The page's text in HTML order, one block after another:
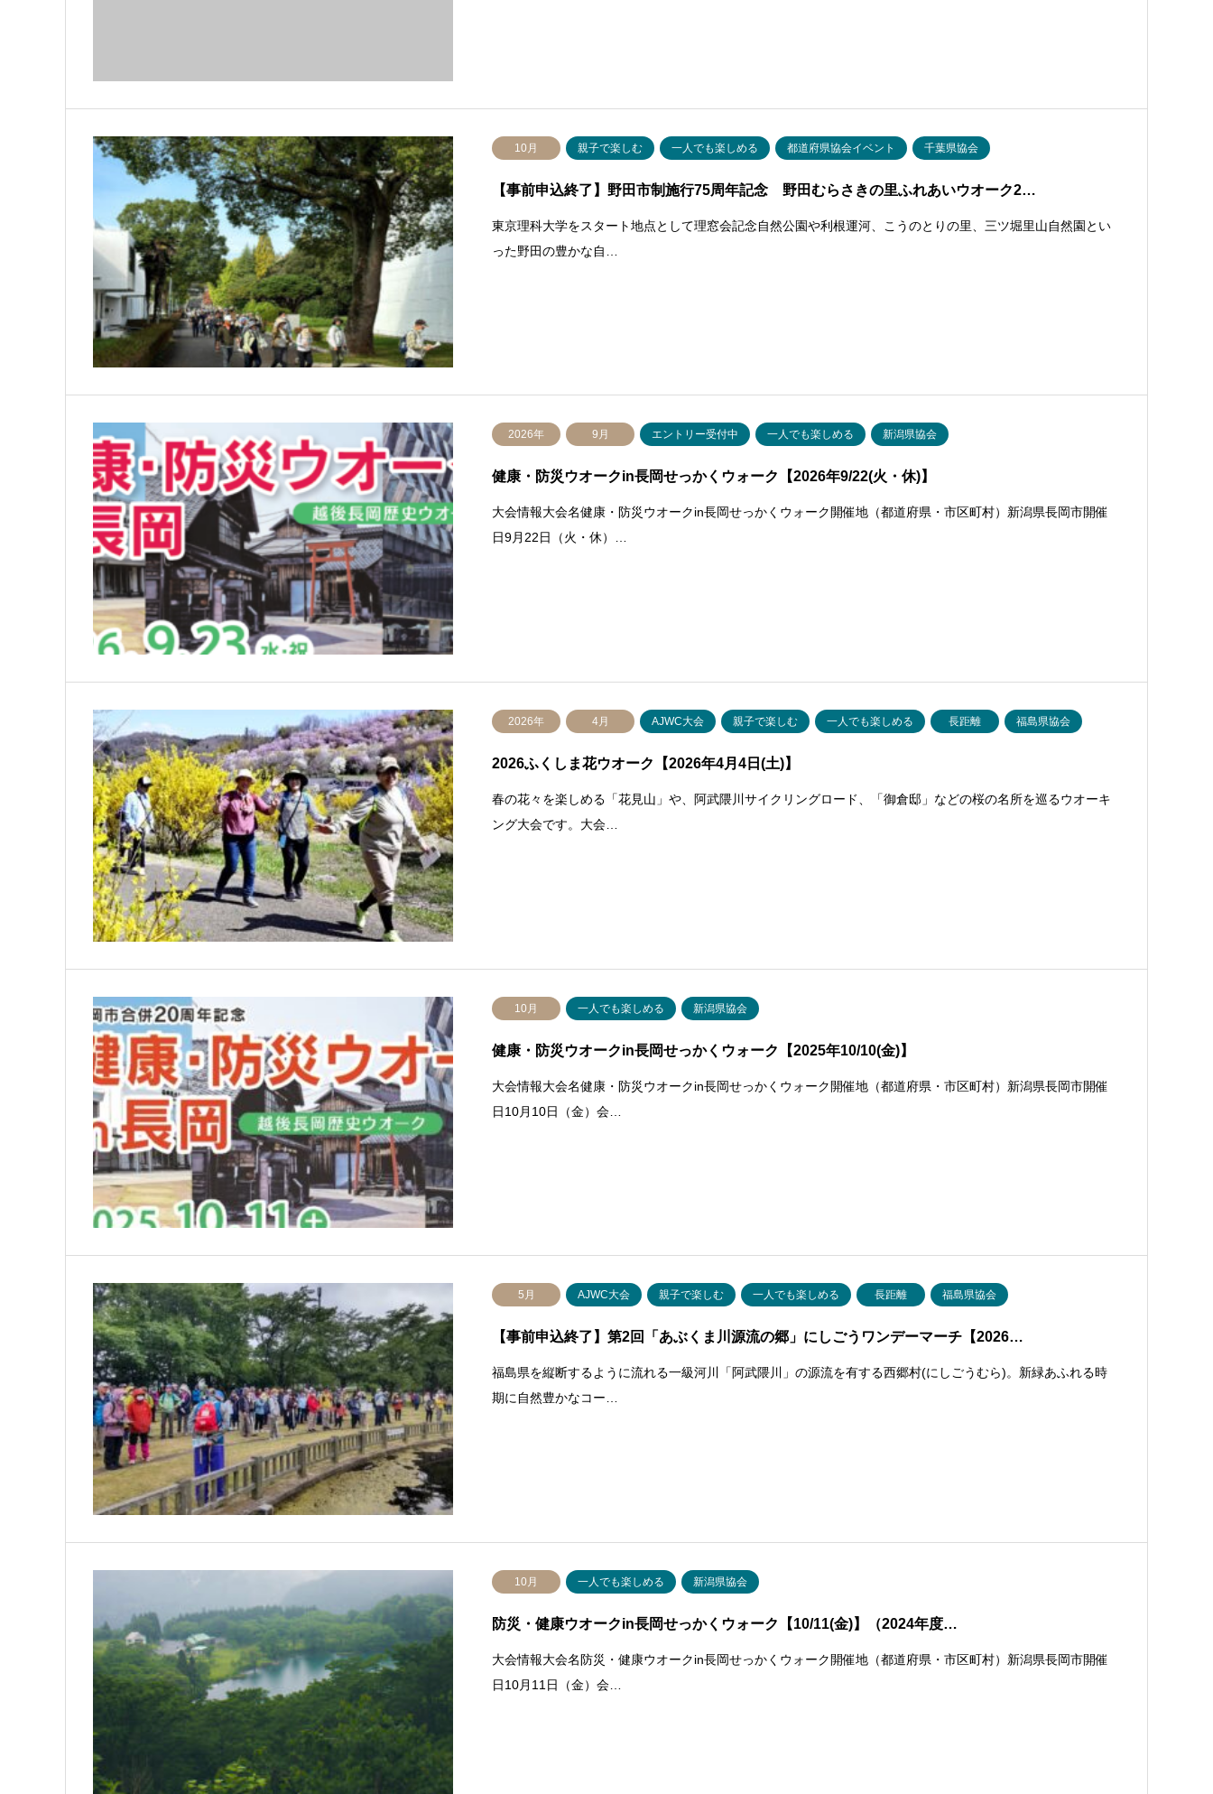
10月 親子で楽しむ 一人でも楽しめる 都道府県協会イベント 千葉県協会
【事前申込終了】野田市制施行75周年記念 野田むらさきの里ふれあいウオーク2…
東京理科大学をスタート地点として理窓会記念自然公園や利根運河、こうのとりの里、三ツ堀里山自然園とい
った野田の豊かな自…
2026年 9月 エントリー受付中 一人でも楽しめる 新潟県協会
健康・防災ウオークin長岡せっかくウォーク【2026年9/22(火・休)】
大会情報大会名健康・防災ウオークin長岡せっかくウォーク開催地（都道府県・市区町村）新潟県長岡市開催
日9月22日（火・休）…
2026年 4月 AJWC大会 親子で楽しむ 一人でも楽しめる 長距離 福島県協会
2026ふくしま花ウオーク【2026年4月4日(土)】
春の花々を楽しめる「花見山」や、阿武隈川サイクリングロード、「御倉邸」などの桜の名所を巡るウオーキ
ング大会です。大会…
10月 一人でも楽しめる 新潟県協会
健康・防災ウオークin長岡せっかくウォーク【2025年10/10(金)】
大会情報大会名健康・防災ウオークin長岡せっかくウォーク開催地（都道府県・市区町村）新潟県長岡市開催
日10月10日（金）会…
5月 AJWC大会 親子で楽しむ 一人でも楽しめる 長距離 福島県協会
【事前申込終了】第2回「あぶくま川源流の郷」にしごうワンデーマーチ【2026…
福島県を縦断するように流れる一級河川「阿武隈川」の源流を有する西郷村(にしごうむら)。新緑あふれる時
期に自然豊かなコー…
10月 一人でも楽しめる 新潟県協会
防災・健康ウオークin長岡せっかくウォーク【10/11(金)】（2024年度…
大会情報大会名防災・健康ウオークin長岡せっかくウォーク開催地（都道府県・市区町村）新潟県長岡市開催
日10月11日（金）会…